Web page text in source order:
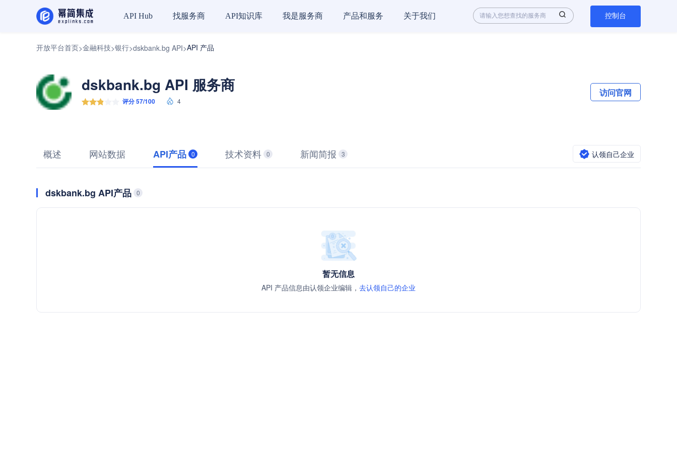
API Hub 找服务商 API知识库 我是服务商 产品和服务 关于我们 控制台
开放平台首页>金融科技>银行>dskbank.bg API>API 产品
dskbank.bg API 服务商
评分 57/100 4
访问官网
概述 网站数据 API产品 0 技术资料 0 新闻简报 3 认领自己企业
dskbank.bg API产品 0
暂无信息
API 产品信息由认领企业编辑， 去认领自己的企业